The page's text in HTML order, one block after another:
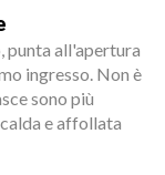
punta all'apertura
ingresso. Non è
sono più
e affollata